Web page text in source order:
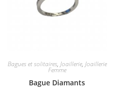
Bagues et solitaires, Joaillerie, Joaillerie
Femme
Bague Diamants